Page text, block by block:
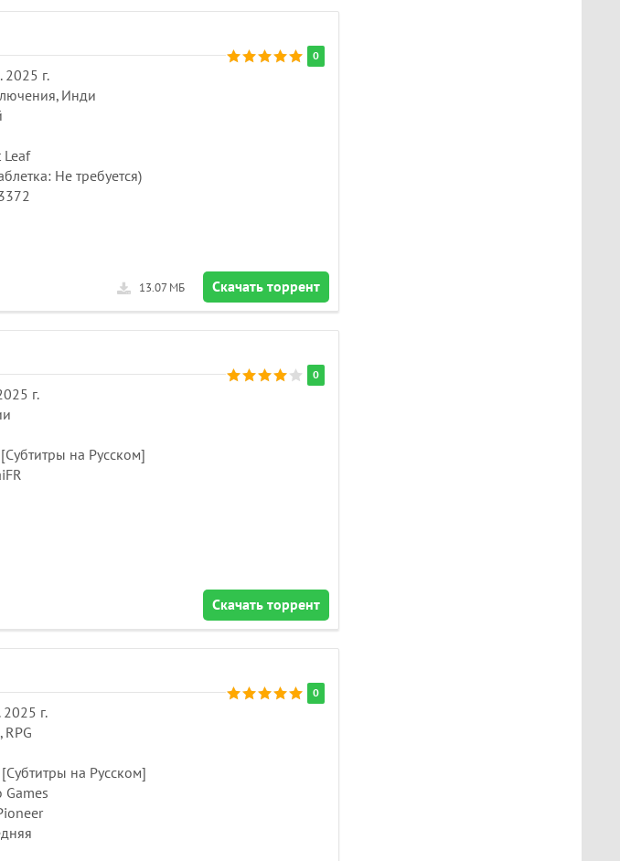
0
г.
Инди
Не требуется)
Скачать торрент
13.07 МБ
0
г.
[Субтитры на Русском]
Скачать торрент
0
г.
на Русском]